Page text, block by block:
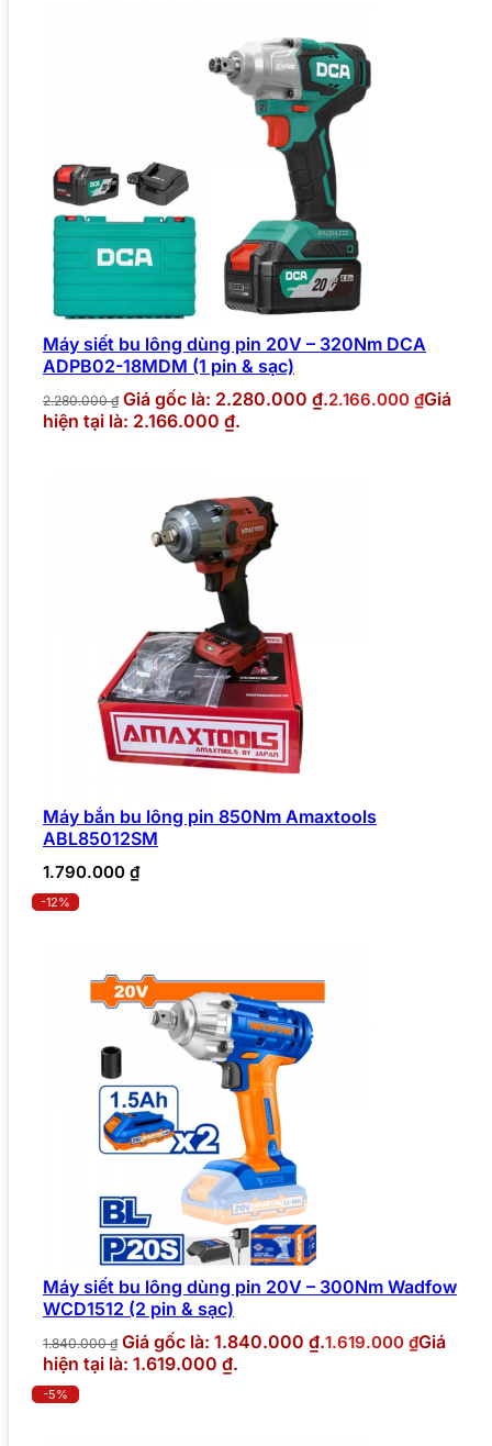
Máy siết bu lông dùng pin 20V – 320Nm DCA
ADPB02-18MDM (1 pin & sạc)
2.280.000₫ Giá gốc là: 2.280.000 ₫.2.166.000 ₫Giá
hiện tại là: 2.166.000 ₫.
Máy bắn bu lông pin 850Nm Amaxtools
ABL85012SM
1.790.000 ₫
-12%
Máy siết bu lông dùng pin 20V – 300Nm Wadfow
WCD1512 (2 pin & sạc)
1.840.000₫ Giá gốc là: 1.840.000 ₫.1.619.000 ₫Giá
hiện tại là: 1.619.000 ₫.
-5%